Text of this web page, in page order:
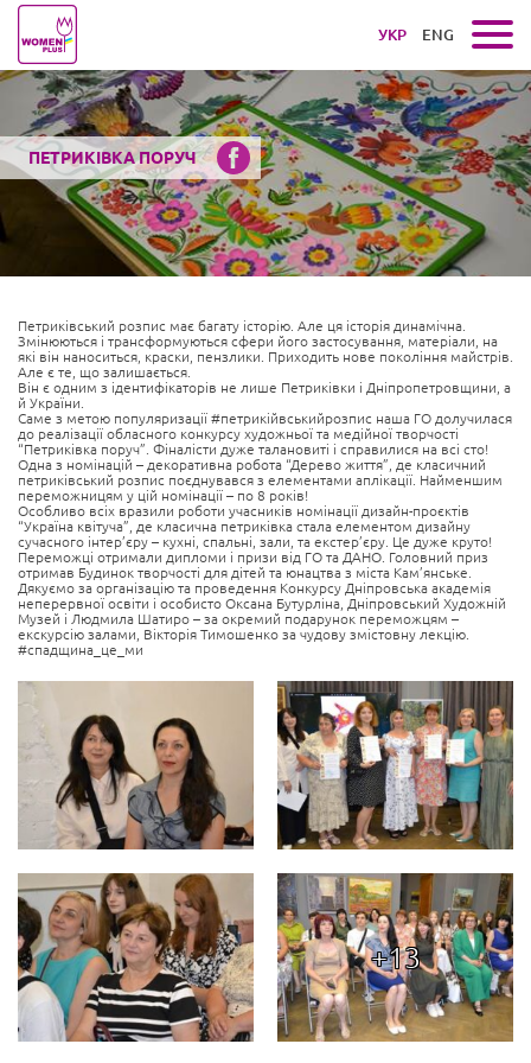
ПЕТРИКІВКА ПОРУЧ
Петриківський розпис має багату історію. Але ця історія динамічна.
Змінюються і трансформуються сфери його застосування, матеріали, на
які він наноситься, краски, пензлики. Приходить нове покоління майстрів.
Але є те, що залишається.
Він є одним з ідентифікаторів не лише Петриківки і Дніпропетровщини, а
й України.
Саме з метою популяризації #петрикійвськийрозпис наша ГО долучилася
до реалізації обласного конкурсу художньої та медійної творчості
“Петриківка поруч”. Фіналісти дуже талановиті і справилися на всі сто!
Одна з номінацій – декоративна робота “Дерево життя”, де класичний
петриківський розпис поєднувався з елементами аплікації. Найменшим
переможницям у цій номінації – по 8 років!
Особливо всіх вразили роботи учасників номінації дизайн-проєктів
“Україна квітуча”, де класична петриківка стала елементом дизайну
сучасного інтер’єру – кухні, спальні, зали, та екстер’єру. Це дуже круто!
Переможці отримали дипломи і призи від ГО та ДАНО. Головний приз
отримав Будинок творчості для дітей та юнацтва з міста Кам’янське.
Дякуємо за організацію та проведення Конкурсу Дніпровська академія
неперервної освіти і особисто Оксана Бутурліна, Дніпровський Художній
Музей і Людмила Шатиро – за окремий подарунок переможцям –
екскурсію залами, Вікторія Тимошенко за чудову змістовну лекцію.
#спадщина_це_ми
+13
УКР ENG